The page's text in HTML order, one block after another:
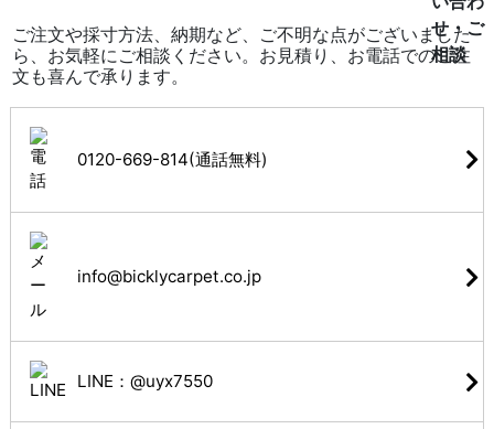
ご注文や採寸方法、納期など、ご不明な点がございました
ら、お気軽にご相談ください。お見積り、お電話でのご注
文も喜んで承ります。
0120-669-814(通話無料)
info@bicklycarpet.co.jp
LINE：@uyx7550